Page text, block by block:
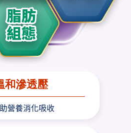
和滲透壓
營養消化吸收